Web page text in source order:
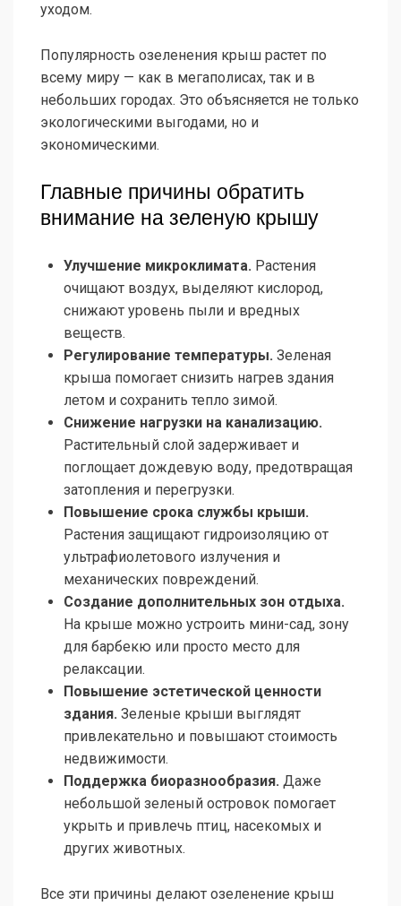
уходом.
Популярность озеленения крыш растет по
всему миру — как в мегаполисах, так и в
небольших городах. Это объясняется не только
экологическими выгодами, но и
экономическими.
Главные причины обратить
внимание на зеленую крышу
Улучшение микроклимата. Растения
очищают воздух, выделяют кислород,
снижают уровень пыли и вредных
веществ.
Регулирование температуры. Зеленая
крыша помогает снизить нагрев здания
летом и сохранить тепло зимой.
Снижение нагрузки на канализацию.
Растительный слой задерживает и
поглощает дождевую воду, предотвращая
затопления и перегрузки.
Повышение срока службы крыши.
Растения защищают гидроизоляцию от
ультрафиолетового излучения и
механических повреждений.
Создание дополнительных зон отдыха.
На крыше можно устроить мини-сад, зону
для барбекю или просто место для
релаксации.
Повышение эстетической ценности
здания. Зеленые крыши выглядят
привлекательно и повышают стоимость
недвижимости.
Поддержка биоразнообразия. Даже
небольшой зеленый островок помогает
укрыть и привлечь птиц, насекомых и
других животных.
Все эти причины делают озеленение крыш